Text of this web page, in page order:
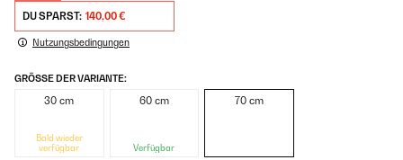
DU SPARST: 140,00 €
Nutzungsbedingungen
GRÖSSE DER VARIANTE:
30 cm
Bald wieder
verfügbar
60 cm
Verfügbar
70 cm